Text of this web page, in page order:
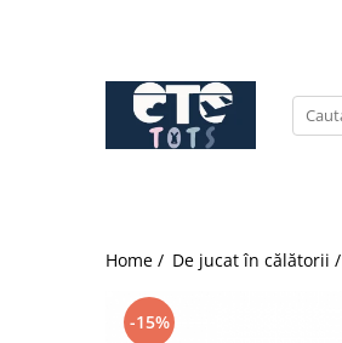
CĂRUCIOARE & SCAUNE AUTO
cărucioare YOYO
accesorii scaun auto
Home / De jucat în călătorii /
-15%